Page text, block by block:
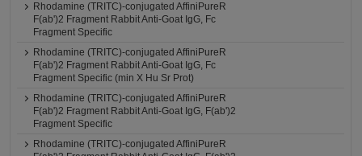
Rhodamine (TRITC)-conjugated AffiniPureR
F(ab')2 Fragment Rabbit Anti-Goat IgG, Fc
Fragment Specific
Rhodamine (TRITC)-conjugated AffiniPureR
F(ab')2 Fragment Rabbit Anti-Goat IgG, Fc
Fragment Specific (min X Hu Sr Prot)
Rhodamine (TRITC)-conjugated AffiniPureR
F(ab')2 Fragment Rabbit Anti-Goat IgG, F(ab')2
Fragment Specific
Rhodamine (TRITC)-conjugated AffiniPureR